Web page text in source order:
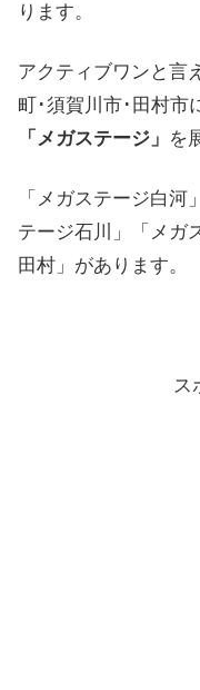
ります。
アクティブワンと言
町･須賀川市･田村市
「メガステージ」 を
「メガステージ白
テージ石川」「メガ
田村」があります。
ス